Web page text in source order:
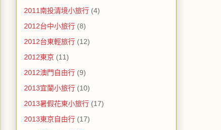
2011南投清境小旅行 (4)
2012台中小旅行 (8)
2012台東輕旅行 (12)
2012東京 (11)
2012澳門自由行 (9)
2013宜蘭小旅行 (10)
2013暑假花東小旅行 (17)
2013東京自由行 (17)